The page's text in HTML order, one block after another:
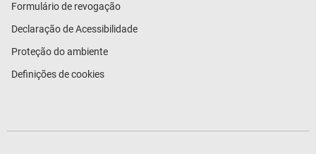
Formulário de revogação
Declaração de Acessibilidade
Proteção do ambiente
Definições de cookies